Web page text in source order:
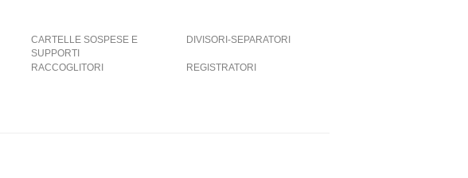
CARTELLE SOSPESE E
SUPPORTI
DIVISORI-SEPARATORI
RACCOGLITORI REGISTRATORI